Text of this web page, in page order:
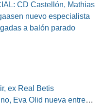
CD Castellón, Mathias
nuevo especialista
a balón parado
ex Real Betis
Olid nueva entrenadora